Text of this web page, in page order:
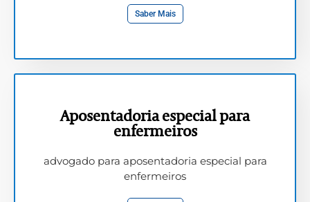
Saber Mais
Aposentadoria especial para
enfermeiros
advogado para aposentadoria especial para
enfermeiros